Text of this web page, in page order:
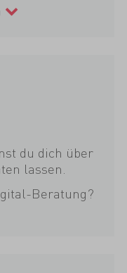
du dich über
lassen.
Beratung?